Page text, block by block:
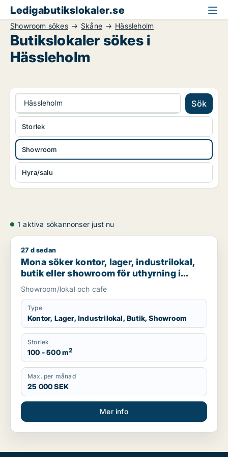
Ledigabutikslokaler.se
Showroom sökes Skåne Hässleholm
Butikslokaler sökes i
Hässleholm
Hässleholm Sök
Showroom
Hyra/salu
Storlek
1 aktiva sökannonser just nu
Mona söker kontor, lager, industrilokal, butik eller
27 d sedan
Mona söker kontor, lager, industrilokal,
butik eller showroom för uthyrning i
Hässleholm
Showroom/lokal och cafe
Type
Kontor, Lager, Industrilokal, Butik, Showroom
Storlek
100 - 500 m2
Max. per månad
25 000 SEK
Mer info